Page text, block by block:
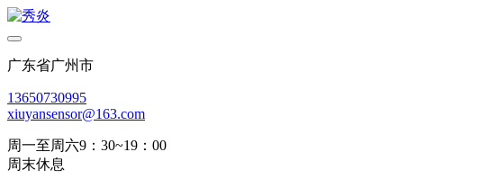
广东省广州市
13650730995
xiuyansensor@163.com
周一至周六9：30~19：00
周末休息